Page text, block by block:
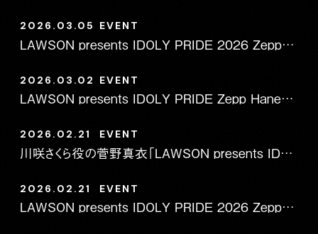
2026.03.05 EVENT
LAWSON presents IDOLY PRIDE 2026 Zepp LIVE ＜東京公演＞ 当日券販売のお知らせ
2026.03.02 EVENT
LAWSON presents IDOLY PRIDE Zepp Haneda LIVE moon lily 会場物販のお知らせ
2026.02.21 EVENT
川咲さくら役の菅野真衣「LAWSON presents IDOLY PRIDE Zepp Osaka Bayside LIVE sunny wings」出演見送りのお知らせ
2026.02.21 EVENT
LAWSON presents IDOLY PRIDE 2026 Zepp LIVE 会場限定のCD予約特典が決定！